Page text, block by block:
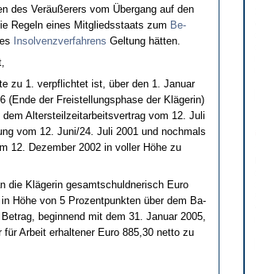
des Veräußerers vom Über­gang auf den
Re­geln ei­nes Mit­glieds­staats zum Be­
In­sol­venz­ver­fah­rens Gel­tung hätten.
zu 1. ver­pflich­tet ist, über den 1. Ja­nu­ar
(En­de der Frei­stel­lungs­pha­se der Kläge­rin)
Al­ters­teil­zeit­ar­beits­ver­trag vom 12. Ju­li
vom 12. Ju­ni/24. Ju­li 2001 und noch­mals
12. De­zem­ber 2002 in vol­ler Höhe zu
die Kläge­rin ge­samt­schuld­ne­risch Eu­ro
Höhe von 5 Pro­zent­punk­ten über dem Ba­
be­gin­nend mit dem 31. Ja­nu­ar 2005,
Ar­beit er­hal­te­ner Eu­ro 885,30 net­to zu